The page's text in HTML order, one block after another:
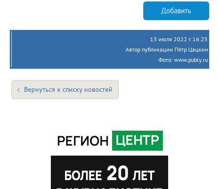
Добавить
13 июля 2022 г. 16:25
Автор публикации Пётр Цацкин
Фото: www.publy.ru
Вернуться к списку новостей